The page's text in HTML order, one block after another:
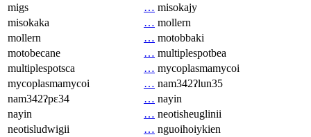
migs
… misokajy
misokaka
… mollern
mollern
… motobbaki
motobecane
… multiplespotbea
multiplespotsca
… mycoplasmamycoi
mycoplasmamycoi
… nam342ʔlun35
nam342ʔpɛ34
… nayin
nayin
… neotisheuglinii
neotisludwigii
… nguoihoiykien